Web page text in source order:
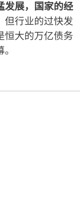
发展，国家的经
但行业的过快发
恒大的万亿债务